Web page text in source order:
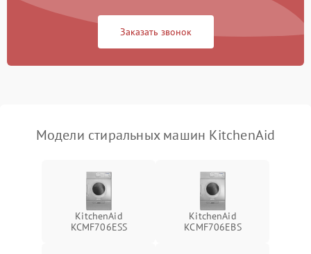
Заказать звонок
Модели стиральных машин KitchenAid
KitchenAid
KCMF706ESS
KitchenAid
KCMF706EBS